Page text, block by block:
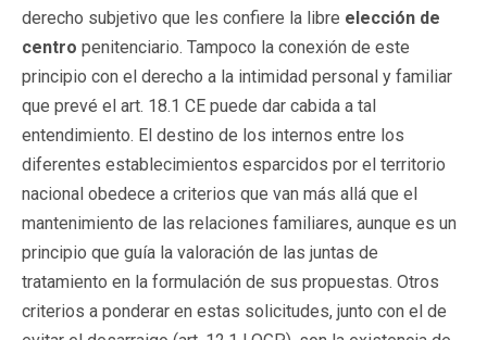
derecho subjetivo que les confiere la libre elección de
centro penitenciario. Tampoco la conexión de este
principio con el derecho a la intimidad personal y familiar
que prevé el art. 18.1 CE puede dar cabida a tal
entendimiento. El destino de los internos entre los
diferentes establecimientos esparcidos por el territorio
nacional obedece a criterios que van más allá que el
mantenimiento de las relaciones familiares, aunque es un
principio que guía la valoración de las juntas de
tratamiento en la formulación de sus propuestas. Otros
criterios a ponderar en estas solicitudes, junto con el de